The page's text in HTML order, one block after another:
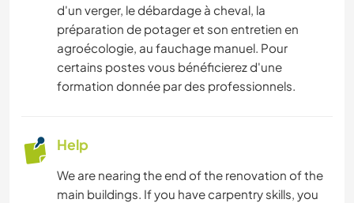
d'un verger, le débardage à cheval, la
préparation de potager et son entretien en
agroécologie, au fauchage manuel. Pour
certains postes vous bénéficierez d'une
formation donnée par des professionnels.
Help
We are nearing the end of the renovation of the
main buildings. If you have carpentry skills, you